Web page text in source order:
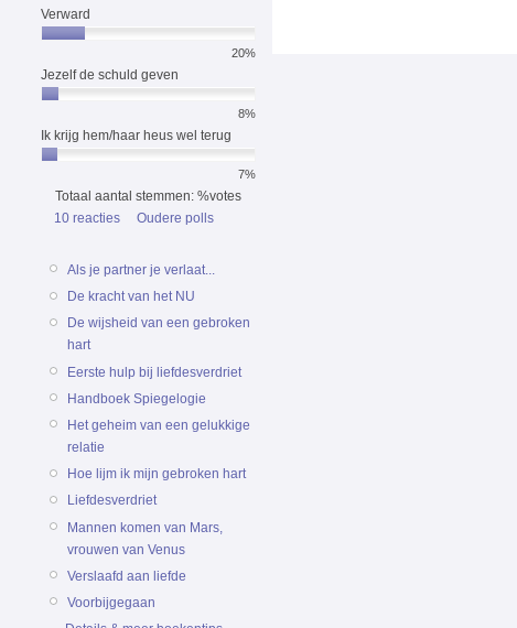
Verward
20%
Jezelf de schuld geven
8%
Ik krijg hem/haar heus wel terug
7%
Totaal aantal stemmen: %votes
10 reacties
Oudere polls
Als je partner je verlaat...
De kracht van het NU
De wijsheid van een gebroken
hart
Eerste hulp bij liefdesverdriet
Handboek Spiegelogie
Het geheim van een gelukkige
relatie
Hoe lijm ik mijn gebroken hart
Liefdesverdriet
Mannen komen van Mars,
vrouwen van Venus
Verslaafd aan liefde
Voorbijgegaan